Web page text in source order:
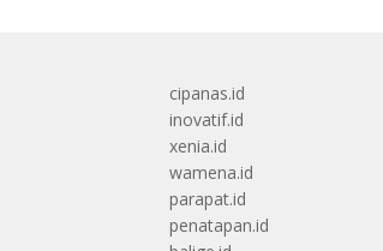
cipanas.id
inovatif.id
xenia.id
wamena.id
parapat.id
penatapan.id